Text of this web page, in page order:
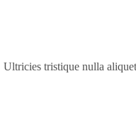
Ultricies tristique nulla